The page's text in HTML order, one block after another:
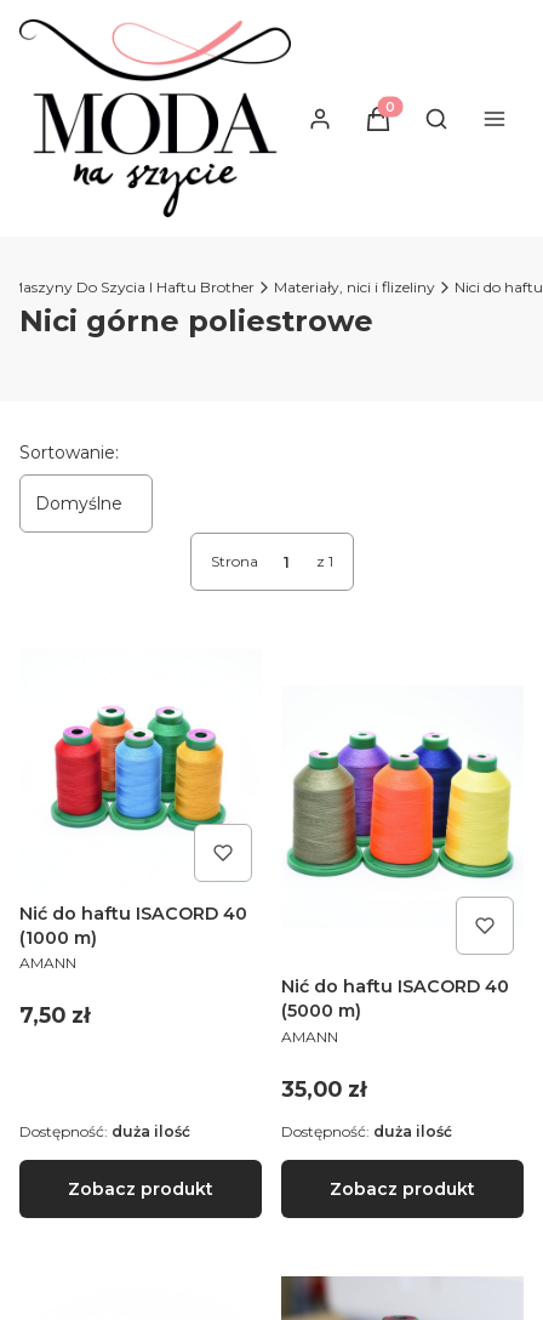
Produkty w
Otwórz
Maszyny Do Szycia I Haftu Brother Materiały, nici i flizeliny Nici do haftu
Nici górne poliestrowe
Lista produktów
Sortowanie:
Domyślne
Strona z 1
Nić do haftu ISACORD 40
(1000 m)
PRODUCENT
AMANN
Cena
7,50 zł
Zobacz produkt
Dostępność: duża ilość
Nić do haftu ISACORD 40
(5000 m)
PRODUCENT
AMANN
Cena
35,00 zł
Zobacz produkt
Dostępność: duża ilość